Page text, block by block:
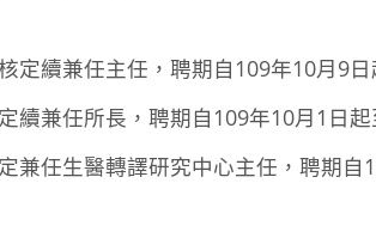
定續兼任主任，聘期自109年10月9日
續兼任所長，聘期自109年10月1日起
兼任生醫轉譯研究中心主任，聘期自